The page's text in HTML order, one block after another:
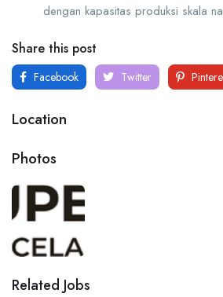
dengan kapasitas produksi skala
Share this post
Facebook Twitter
Location
Photos
Related Jobs